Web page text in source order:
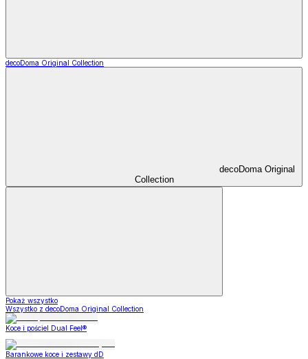
decoDoma Original Collection
decoDoma Original
Collection
Pokaż wszystko
Wszystko z decoDoma Original Collection
Koce i pościel Dual Feel®
Barankowe koce i zestawy dD